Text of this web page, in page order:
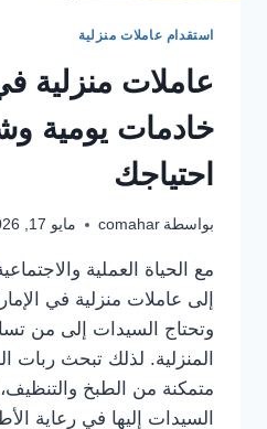
استقدام عاملات منزلية
عاملات منزلية
خادمات يومية
احتياجك
بواسطة comahar مايو 17, 2026
مع الحياة العملية
إلى عاملات منزلية في
وتحتاج السيدات إلى من
المنزلية. لذلك تبحث ربات
متمكنة من الطبخ
السيدات إليها في رعاية